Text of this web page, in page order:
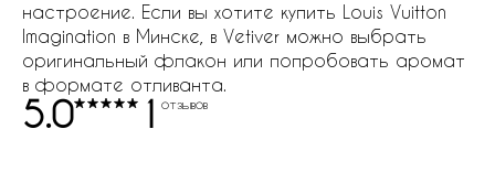
настроение. Если вы хотите купить Louis Vuitton
Imagination в Минске, в Vetiver можно выбрать
оригинальный флакон или попробовать аромат
в формате отливанта.
5.0 1 отзывов